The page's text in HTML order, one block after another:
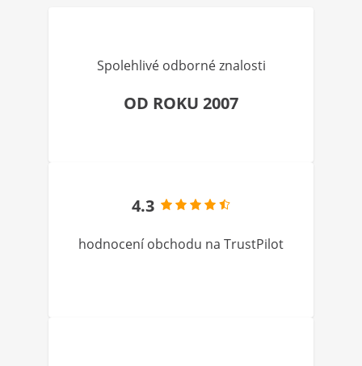
Spolehlivé odborné znalosti
OD ROKU 2007
4.3
hodnocení obchodu na TrustPilot